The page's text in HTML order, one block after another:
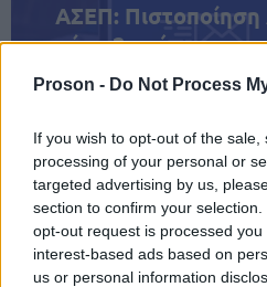
Proson - Do Not Process
If you wish to opt-out of the
processing of your personal or
targeted advertising by us,
section to confirm your
opt-out request is processed
interest-based ads based on
us or personal information
ΑΣΕΠ: Πιστοποίηση
μόνο 2 ημέρες στα
ΑΣΕΠ: Εξ
Πιστοποίηση
μέρες